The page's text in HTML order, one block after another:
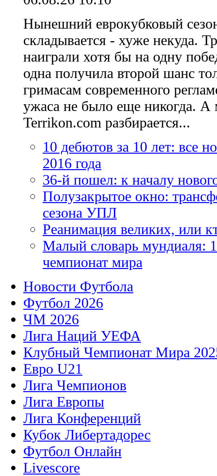
Нынешний еврокубковый
складывается - хуже некуда.
наиграли хотя бы на одну
одна получила второй шанс
гримасам современного
ужаса не было еще никогда. А
Terrikon.com разбирается...
10 дебютов за 10 лет: все
2016 года
36-й пошел: к началу
Полузакрытое окно:
сезона УПЛ
Реанимация великих, или
Малый словарь мундиаля:
чемпионат мира
Новости Футбола
Футбол 2026
ЧМ 2026
Лига Наций УЕФА
Клубный Чемпионат Мира
Евро U21
Лига Чемпионов
Лига Европы
Лига Конференций
Кубок Либертадорес
Футбол Онлайн
Livescore